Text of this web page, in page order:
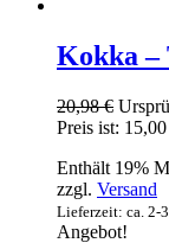
Kokka –
20,98€
Preis ist:
Enthält 19%
zzgl. Versand
Lieferzeit: ca. 2-
Angebot!